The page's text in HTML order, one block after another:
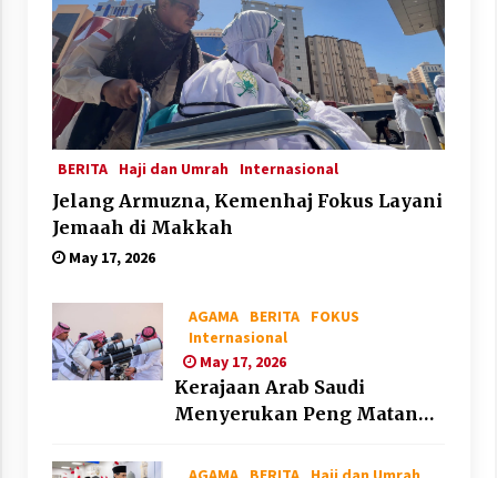
BERITA Haji dan Umrah Internasional
Jelang Armuzna, Kemenhaj Fokus Layani
Jemaah di Makkah
May 17, 2026
AGAMA BERITA
FOKUS
Internasional
May 17, 2026
Kerajaan Arab Saudi
Menyerukan Peng Matan
Minggu